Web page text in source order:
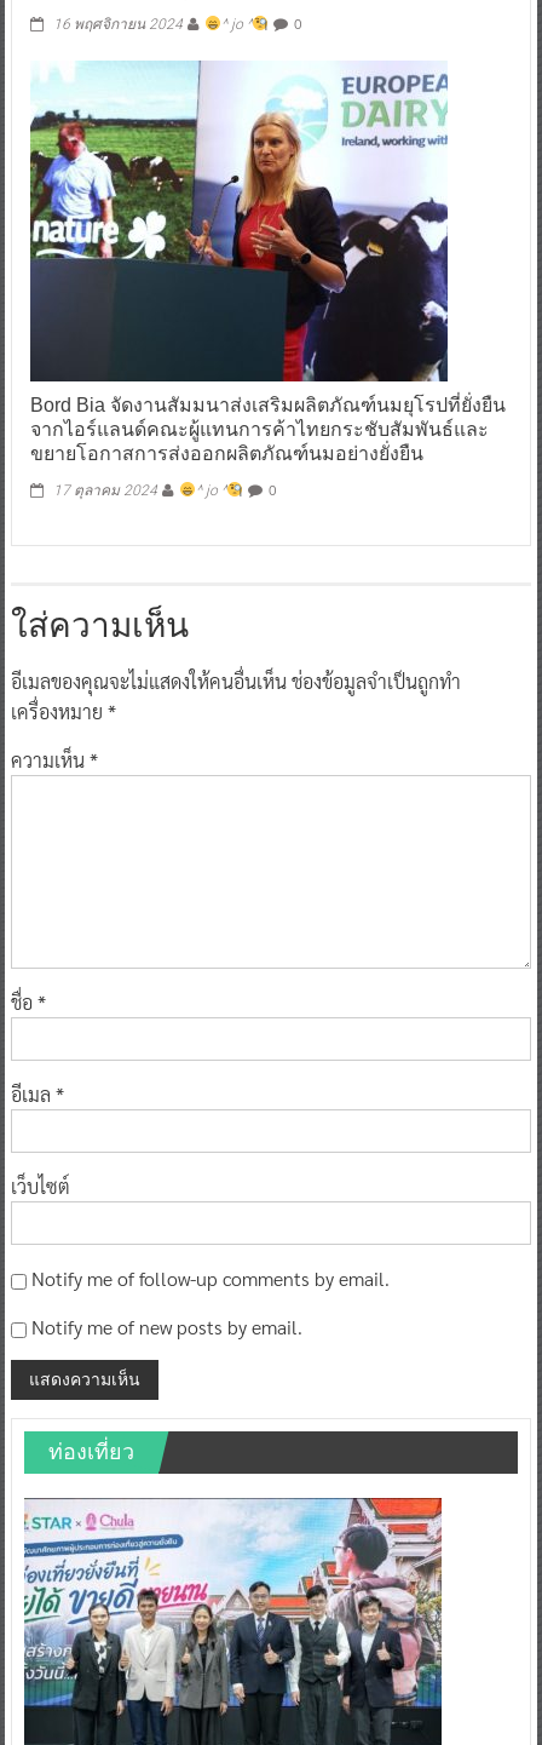
16 พฤศจิกายน 2024 ^ jo ^ 0
Bord Bia จัดงานสัมมนาส่งเสริมผลิตภัณฑ์นมยุโรปที่ยั่งยืน
จากไอร์แลนด์คณะผู้แทนการค้าไทยกระชับสัมพันธ์และ
ขยายโอกาสการส่งออกผลิตภัณฑ์นมอย่างยั่งยืน
17 ตุลาคม 2024 ^ jo ^ 0
ใส่ความเห็น
อีเมลของคุณจะไม่แสดงให้คนอื่นเห็นช่องข้อมูลจำเป็นถูกทำ
เครื่องหมาย *
ความเห็น*
ชื่อ *
อีเมล *
เว็บไซต์
Notify me of follow-up comments by email.
Notify me of new posts by email.
ท่องเที่ยว